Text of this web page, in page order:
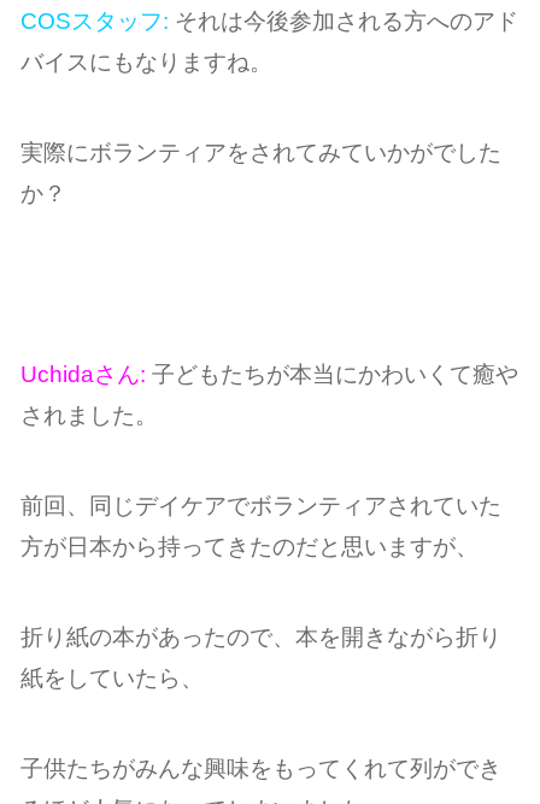
COSスタッフ: それは今後参加される方へのアド
バイスにもなりますね。
実際にボランティアをされてみていかがでした
か？
Uchidaさん: 子どもたちが本当にかわいくて癒や
されました。
前回、同じデイケアでボランティアされていた
方が日本から持ってきたのだと思いますが、
折り紙の本があったので、本を開きながら折り
紙をしていたら、
子供たちがみんな興味をもってくれて列ができ